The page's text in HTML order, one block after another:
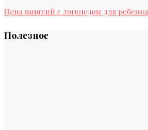
Цена занятий с логопедом для ребенка
Полезное